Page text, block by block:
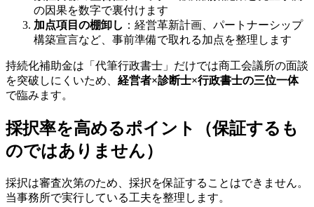
の因果を数字で裏付けます
加点項目の棚卸し ：経営革新計画、パートナーシップ
構築宣言など、事前準備で取れる加点を整理します
持続化補助金は「代筆行政書士」だけでは商工会議所の面談
を突破しにくいため、 経営者×診断士×行政書士の三位一体
で臨みます。
採択率を高めるポイント（保証するも
のではありません）
採択は審査次第のため、採択を保証することはできません。
当事務所で実行している工夫を整理します。